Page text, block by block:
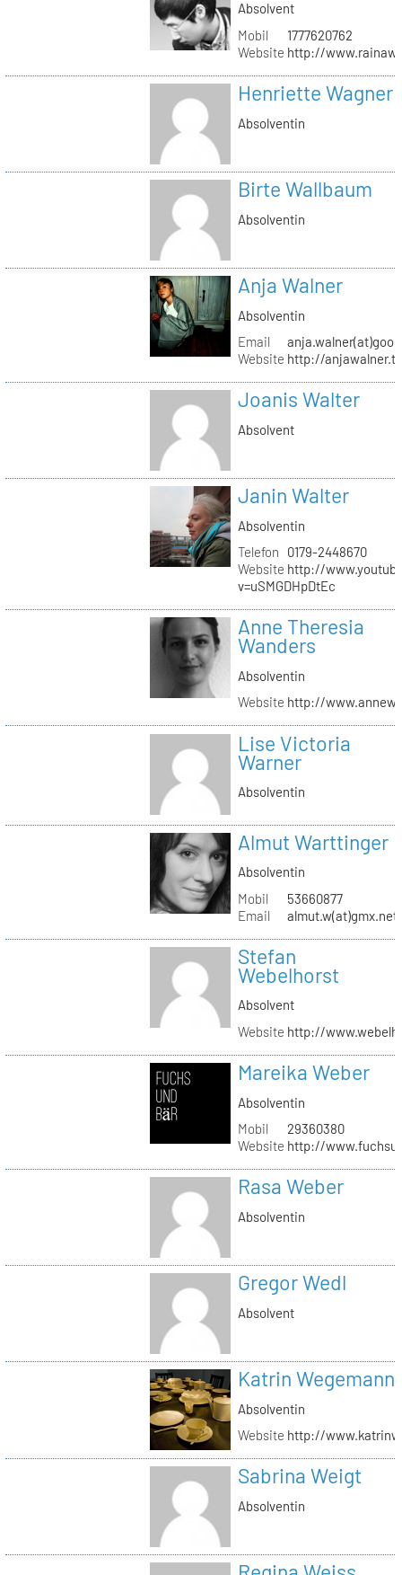
Absolvent
Mobil
1777620762
Website http://
Henriette Wagner
Absolventin
Birte Wallbaum
Absolventin
Anja Walner
Absolventin
Email
Website http://
Joanis Walter
Absolvent
Janin Walter
Absolventin
Telefon
0179-2448670
Website http://
v=uSMGDHpDtEc
Anne Theresia
Wanders
Absolventin
Website http://
Lise Victoria
Warner
Absolventin
Almut Warttinger
Absolventin
Mobil
53660877
Email
almut.w(at)gmx.net
Stefan
Webelhorst
Absolvent
Website http://
Mareika Weber
Absolventin
Mobil
29360380
Website http://
Rasa Weber
Absolventin
Gregor Wedl
Absolvent
Katrin Wegemann
Absolventin
Website http://
Sabrina Weigt
Absolventin